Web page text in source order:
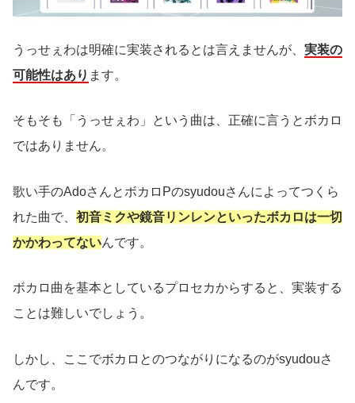
うっせぇわは明確に実装されるとは言えませんが、 実装の
可能性はあり ます。
そもそも「うっせぇわ」という曲は、正確に言うとボカロ
ではありません。
歌い手のAdoさんとボカロPのsyudouさんによってつくら
れた曲で、 初音ミクや鏡音リンレンといったボカロは一切
かかわってないんです。
ボカロ曲を基本としているプロセカからすると、実装する
ことは難しいでしょう。
しかし、ここでボカロとのつながりになるのがsyudouさ
んです。